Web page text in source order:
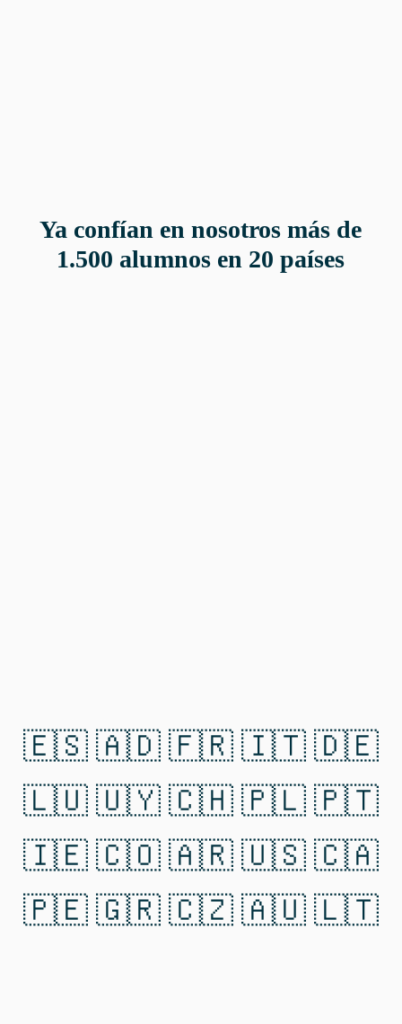
Ya confían en nosotros más de
1.500 alumnos en 20 países
🇪🇸 🇦🇩 🇫🇷 🇮🇹 🇩🇪
🇱🇺 🇺🇾 🇨🇭 🇵🇱 🇵🇹
🇮🇪 🇨🇴 🇦🇷 🇺🇸 🇨🇦
🇵🇪 🇬🇷 🇨🇿 🇦🇺 🇱🇹